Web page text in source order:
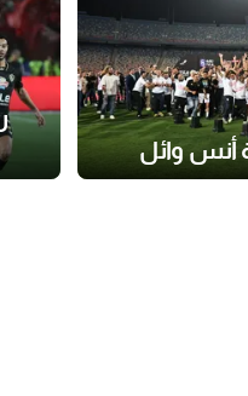
أنس وائل